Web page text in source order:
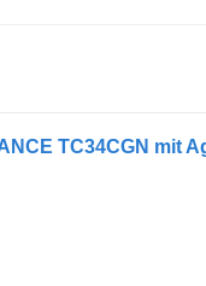
TC34CGN mit